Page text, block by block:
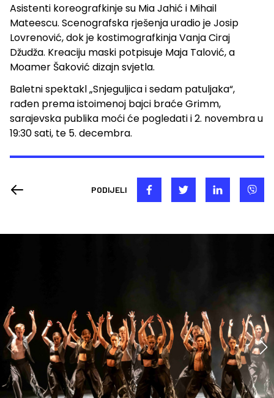
Asistenti koreografkinje su Mia Jahić i Mihail
Mateescu. Scenografska rješenja uradio je Josip
Lovrenović, dok je kostimografkinja Vanja Ciraj
Džudža. Kreaciju maski potpisuje Maja Talović, a
Moamer Šaković dizajn svjetla.
Baletni spektakl „Snjeguljica i sedam patuljaka“,
rađen prema istoimenoj bajci braće Grimm,
sarajevska publika moći će pogledati i 2. novembra u
19:30 sati, te 5. decembra.
PODIJELI